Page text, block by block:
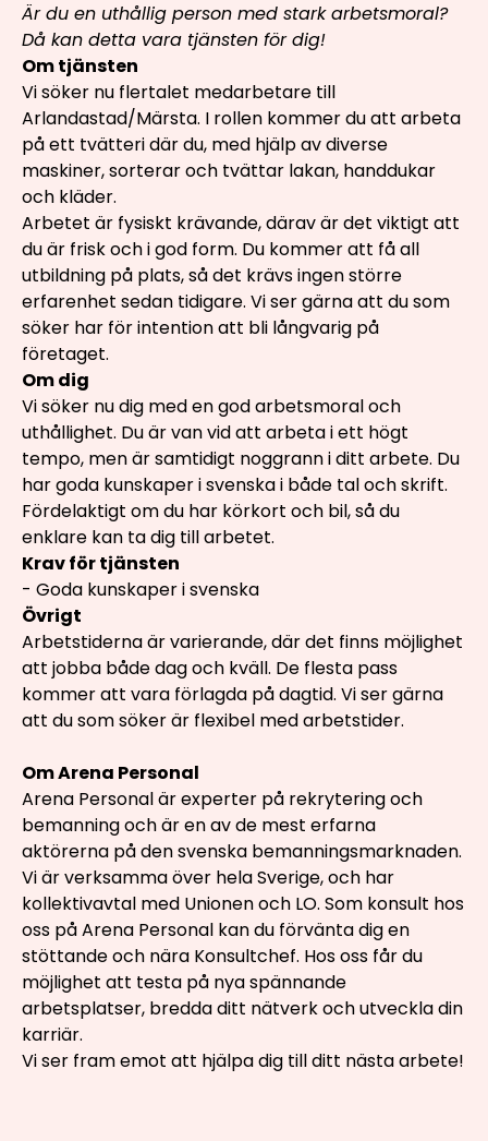
Är du en uthållig person med stark arbetsmoral?
Då kan detta vara tjänsten för dig!
Om tjänsten
Vi söker nu flertalet medarbetare till
Arlandastad/Märsta. I rollen kommer du att arbeta
på ett tvätteri där du, med hjälp av diverse
maskiner, sorterar och tvättar lakan, handdukar
och kläder.
Arbetet är fysiskt krävande, därav är det viktigt att
du är frisk och i god form. Du kommer att få all
utbildning på plats, så det krävs ingen större
erfarenhet sedan tidigare. Vi ser gärna att du som
söker har för intention att bli långvarig på
företaget.
Om dig
Vi söker nu dig med en god arbetsmoral och
uthållighet. Du är van vid att arbeta i ett högt
tempo, men är samtidigt noggrann i ditt arbete. Du
har goda kunskaper i svenska i både tal och skrift.
Fördelaktigt om du har körkort och bil, så du
enklare kan ta dig till arbetet.
Krav för tjänsten
- Goda kunskaper i svenska
Övrigt
Arbetstiderna är varierande, där det finns möjlighet
att jobba både dag och kväll. De flesta pass
kommer att vara förlagda på dagtid. Vi ser gärna
att du som söker är flexibel med arbetstider.
Om Arena Personal
Arena Personal är experter på rekrytering och
bemanning och är en av de mest erfarna
aktörerna på den svenska bemanningsmarknaden.
Vi är verksamma över hela Sverige, och har
kollektivavtal med Unionen och LO. Som konsult hos
oss på Arena Personal kan du förvänta dig en
stöttande och nära Konsultchef. Hos oss får du
möjlighet att testa på nya spännande
arbetsplatser, bredda ditt nätverk och utveckla din
karriär.
Vi ser fram emot att hjälpa dig till ditt nästa arbete!